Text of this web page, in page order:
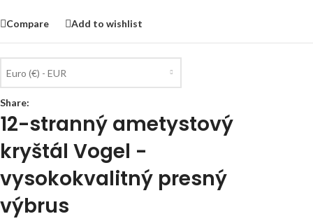
Compare Add to wishlist
Euro (€) - EUR
Share:
12-stranný ametystový
kryštál Vogel -
vysokokvalitný presný
výbrus